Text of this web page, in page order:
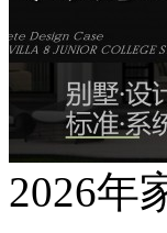
2026年